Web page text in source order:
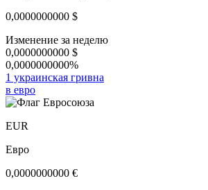
0,0000000000 $
Изменение за неделю
0,0000000000 $
0,0000000000%
1 украинская гривна
в евро
EUR
Евро
0,0000000000 €